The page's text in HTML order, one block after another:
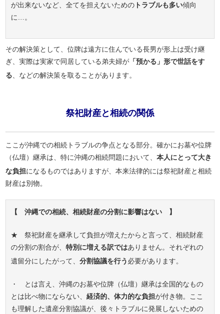
が出来ないなど、全てを担えないための トラブルも多い傾向
に…。
その解決策として、位牌は遠方に住んでいる長男が形上は受け継
ぎ、実際は実家で同居している弟夫婦が 「預かる」形で世話をす
る、などの解決策を取ることがあります。
祭祀財産と相続の関係
ここが沖縄での相続トラブルの争点となる部分。確かにお墓や位牌
（仏壇）継承は、特に沖縄の相続問題において、本人にとって大き
な負担になるものではありますが、本来法律的には祭祀財産と相続
財産は別物。
【 沖縄での相続、相続財産の分割に影響はない 】
★ 祭祀財産を継承して負担が増えたからと言って、相続財産
の分割の割合が、特別に増える訳ではありません。それぞれの
遺留分にしたがって、分割協議を行う 必要があります。
・ とは言え、沖縄のお墓や位牌（仏壇）継承は全国的なもの
とは比べ物にならない、経済的、体力的な負担が付き物。ここ
も理解した遺産分割協議が、後々トラブルに発展しないための